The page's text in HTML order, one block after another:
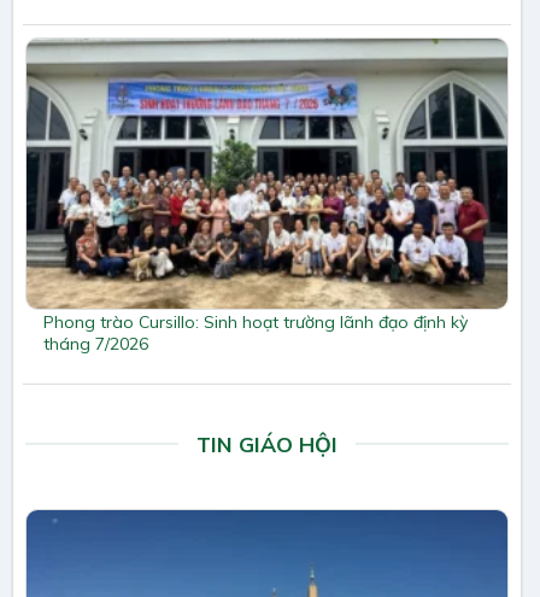
Phong trào Cursillo: Sinh hoạt trường lãnh đạo định kỳ
tháng 7/2026
TIN GIÁO HỘI